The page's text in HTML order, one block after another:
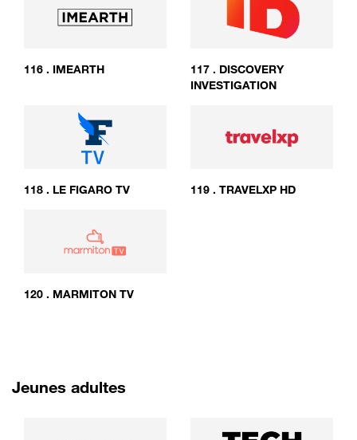
116 . IMEARTH 117 . DISCOVERY
INVESTIGATION
118 . LE FIGARO TV 119 . TRAVELXP HD
120 . MARMITON TV
Jeunes adultes